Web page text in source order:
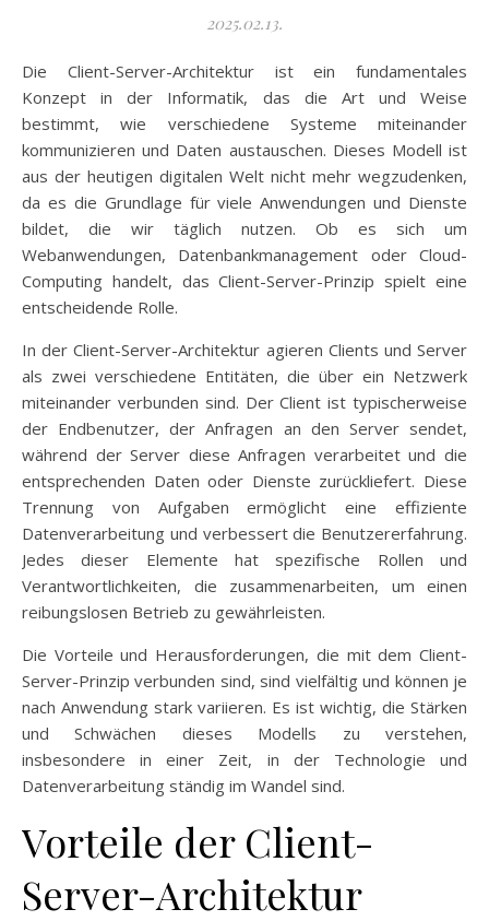
2025.02.13.
Die Client-Server-Architektur ist ein fundamentales
Konzept in der Informatik, das die Art und Weise
bestimmt, wie verschiedene Systeme miteinander
kommunizieren und Daten austauschen. Dieses Modell ist
aus der heutigen digitalen Welt nicht mehr wegzudenken,
da es die Grundlage für viele Anwendungen und Dienste
bildet, die wir täglich nutzen. Ob es sich um
Webanwendungen, Datenbankmanagement oder Cloud-
Computing handelt, das Client-Server-Prinzip spielt eine
entscheidende Rolle.
In der Client-Server-Architektur agieren Clients und Server
als zwei verschiedene Entitäten, die über ein Netzwerk
miteinander verbunden sind. Der Client ist typischerweise
der Endbenutzer, der Anfragen an den Server sendet,
während der Server diese Anfragen verarbeitet und die
entsprechenden Daten oder Dienste zurückliefert. Diese
Trennung von Aufgaben ermöglicht eine effiziente
Datenverarbeitung und verbessert die Benutzererfahrung.
Jedes dieser Elemente hat spezifische Rollen und
Verantwortlichkeiten, die zusammenarbeiten, um einen
reibungslosen Betrieb zu gewährleisten.
Die Vorteile und Herausforderungen, die mit dem Client-
Server-Prinzip verbunden sind, sind vielfältig und können je
nach Anwendung stark variieren. Es ist wichtig, die Stärken
und Schwächen dieses Modells zu verstehen,
insbesondere in einer Zeit, in der Technologie und
Datenverarbeitung ständig im Wandel sind.
Vorteile der Client-
Server-Architektur